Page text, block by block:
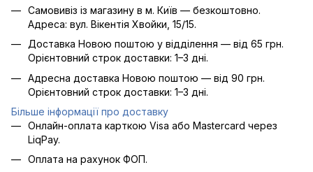
Самовивіз із магазину в м. Київ — безкоштовно.
Адреса: вул. Вікентія Хвойки, 15/15.
Доставка Новою поштою у відділення — від 65 грн.
Орієнтовний строк доставки: 1–3 дні.
Адресна доставка Новою поштою — від 90 грн.
Орієнтовний строк доставки: 1–3 дні.
Більше інформації про доставку
Онлайн-оплата карткою Visa або Mastercard через
LiqPay.
Оплата на рахунок ФОП.